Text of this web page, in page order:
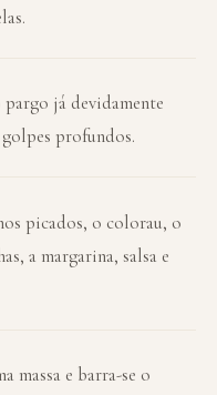
pargo já devidamente
profundos.
picados, o colorau, o
a margarina, salsa e
massa e barra-se o